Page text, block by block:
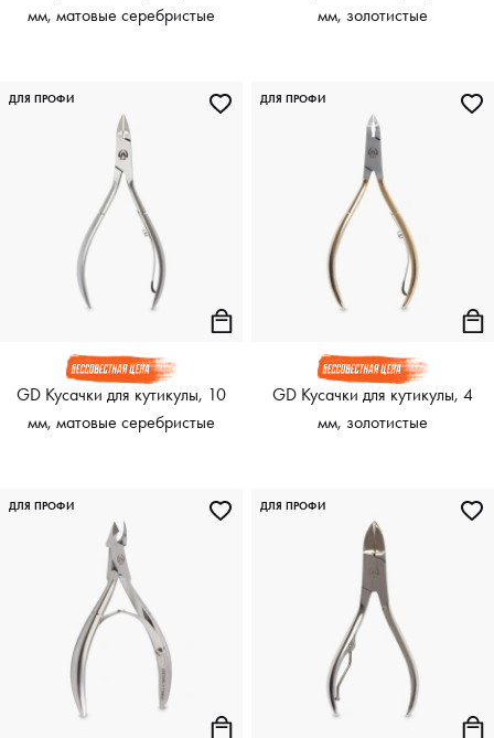
мм, матовые серебристые
мм, золотистые
GD Кусачки для кутикулы, 10
мм, матовые серебристые
ДЛЯ ПРОФИ
GD Кусачки для кутикулы, 4
мм, золотистые
ДЛЯ ПРОФИ
ДЛЯ ПРОФИ ДЛЯ ПРОФИ